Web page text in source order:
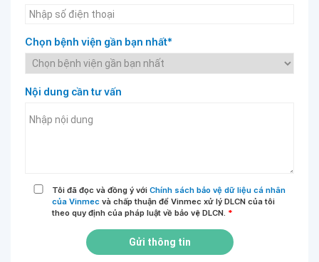
Chọn bệnh viện gần bạn nhất*
Nội dung cần tư vấn
Tôi đã đọc và đồng ý với Chính sách bảo vệ dữ liệu cá nhân
của Vinmec và chấp thuận để Vinmec xử lý DLCN của tôi
theo quy định của pháp luật về bảo vệ DLCN. *
Gửi thông tin